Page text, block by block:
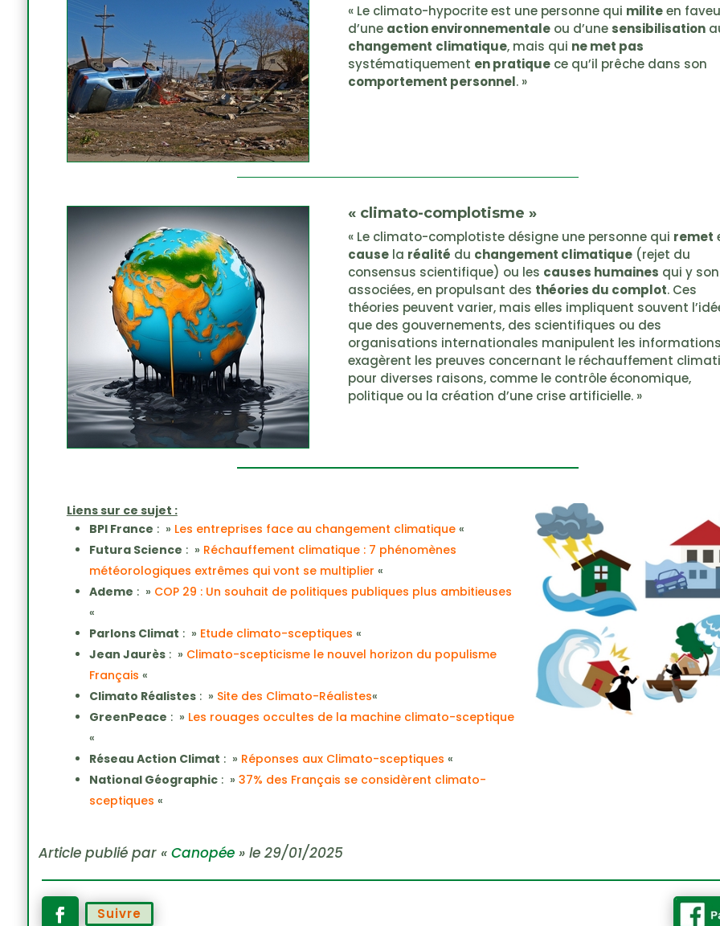
« Le climato-hypocrite est une personne qui militeen
d’une action environnementaleou d’une sensibilisation
changement climatique, mais qui ne met pas
systématiquement en pratiquece qu’il prêche dans son
comportement personnel. »
« climato-complotisme »
« Le climato-complotiste désigne une personne qui remet
causela réalité du changement climatique(rejet du
consensus scientifique) ou les causes humaines qui y
associées, en propulsant des théories du complot. Ces
théories peuvent varier, mais elles impliquent souvent
que des gouvernements, des scientifiques ou des
organisations internationales manipulent les
exagèrent les preuves concernant le réchauffement
pour diverses raisons, comme le contrôle économique,
politique ou la création d’une crise artificielle. »
Liens sur ce sujet :
BPI France : » Les entreprises face au changement climatique «
Futura Science : » Réchauffement climatique : 7 phénomènes
météorologiques extrêmes qui vont se multiplier «
Ademe : » COP 29 : Un souhait de politiques publiques plus ambitieuses
«
Parlons Climat : » Etude climato-sceptiques «
Jean Jaurès: » Climato-scepticisme le nouvel horizon du populisme
Français «
Climato Réalistes: » Site des Climato-Réalistes«
GreenPeace : » Les rouages occultes de la machine climato-sceptique
«
Réseau Action Climat : » Réponses aux Climato-sceptiques «
National Géographic: » 37% des Français se considèrent climato-
sceptiques «
Article publié par « Canopée» le 29/01/2025
Suivre